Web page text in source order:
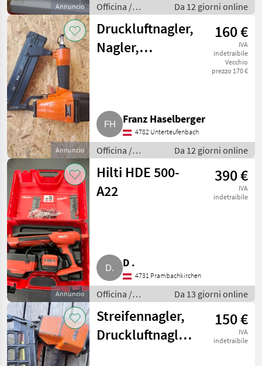
Annuncio
Officina /
Attrezzeria
Da 12 giorni online
Annuncio
Druckluftnagler,
Nagler,
160 €
IVA
indetraibile
Vecchio
prezzo 170 €
Franz Haselberger
4782 Unterteufenbach
Officina /
Attrezzeria
Da 12 giorni online
Annuncio
Hilti HDE 500-
A22
390 €
IVA
indetraibile
D .
4731 Prambachkirchen
Officina /
Attrezzeria
Da 13 giorni online
Streifennagler,
Druckluftnagler,
150 €
IVA
indetraibile